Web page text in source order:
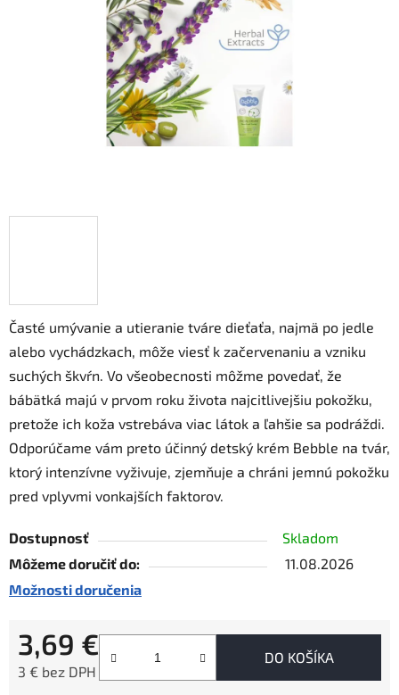
Časté umývanie a utieranie tváre dieťaťa, najmä po jedle
alebo vychádzkach, môže viesť k začervenaniu a vzniku
suchých škvŕn. Vo všeobecnosti môžme povedať, že
bábätká majú v prvom roku života najcitlivejšiu pokožku,
pretože ich koža vstrebáva viac látok a ľahšie sa podráždi.
Odporúčame vám preto účinný detský krém Bebble na tvár,
ktorý intenzívne vyživuje, zjemňuje a chráni jemnú pokožku
pred vplyvmi vonkajších faktorov.
Dostupnosť
Skladom
Môžeme doručiť do:
11.08.2026
Možnosti doručenia
3,69 €
3 € bez DPH
DO KOŠÍKA